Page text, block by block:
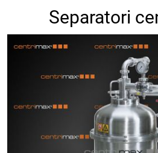
Separatori